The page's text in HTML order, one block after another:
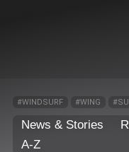
#WINDSURF #WING
News & Stories
A-Z